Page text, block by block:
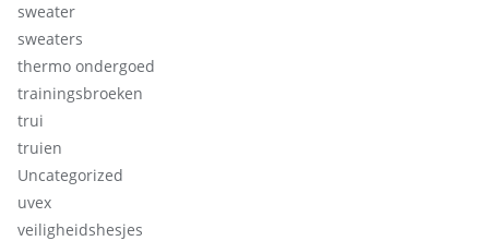
sweater
sweaters
thermo ondergoed
trainingsbroeken
trui
truien
Uncategorized
uvex
veiligheidshesjes